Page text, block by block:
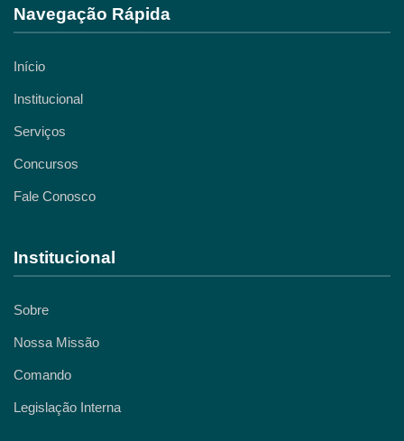
Navegação Rápida
Início
Institucional
Serviços
Concursos
Fale Conosco
Institucional
Sobre
Nossa Missão
Comando
Legislação Interna